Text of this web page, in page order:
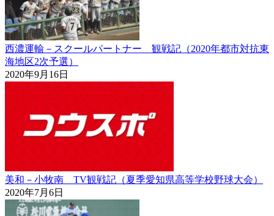
西濃運輸－スクールパートナー 観戦記（2020年都市対抗東
海地区2次予選）
2020年9月16日
美和－小牧南 TV観戦記（夏季愛知県高等学校野球大会）
2020年7月6日